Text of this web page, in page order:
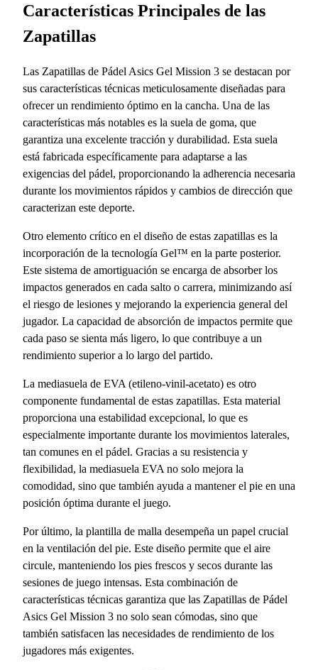
Características Principales de las
Zapatillas
Las Zapatillas de Pádel Asics Gel Mission 3 se destacan por
sus características técnicas meticulosamente diseñadas para
ofrecer un rendimiento óptimo en la cancha. Una de las
características más notables es la suela de goma, que
garantiza una excelente tracción y durabilidad. Esta suela
está fabricada específicamente para adaptarse a las
exigencias del pádel, proporcionando la adherencia necesaria
durante los movimientos rápidos y cambios de dirección que
caracterizan este deporte.
Otro elemento crítico en el diseño de estas zapatillas es la
incorporación de la tecnología Gel™ en la parte posterior.
Este sistema de amortiguación se encarga de absorber los
impactos generados en cada salto o carrera, minimizando así
el riesgo de lesiones y mejorando la experiencia general del
jugador. La capacidad de absorción de impactos permite que
cada paso se sienta más ligero, lo que contribuye a un
rendimiento superior a lo largo del partido.
La mediasuela de EVA (etileno-vinil-acetato) es otro
componente fundamental de estas zapatillas. Esta material
proporciona una estabilidad excepcional, lo que es
especialmente importante durante los movimientos laterales,
tan comunes en el pádel. Gracias a su resistencia y
flexibilidad, la mediasuela EVA no solo mejora la
comodidad, sino que también ayuda a mantener el pie en una
posición óptima durante el juego.
Por último, la plantilla de malla desempeña un papel crucial
en la ventilación del pie. Este diseño permite que el aire
circule, manteniendo los pies frescos y secos durante las
sesiones de juego intensas. Esta combinación de
características técnicas garantiza que las Zapatillas de Pádel
Asics Gel Mission 3 no solo sean cómodas, sino que
también satisfacen las necesidades de rendimiento de los
jugadores más exigentes.